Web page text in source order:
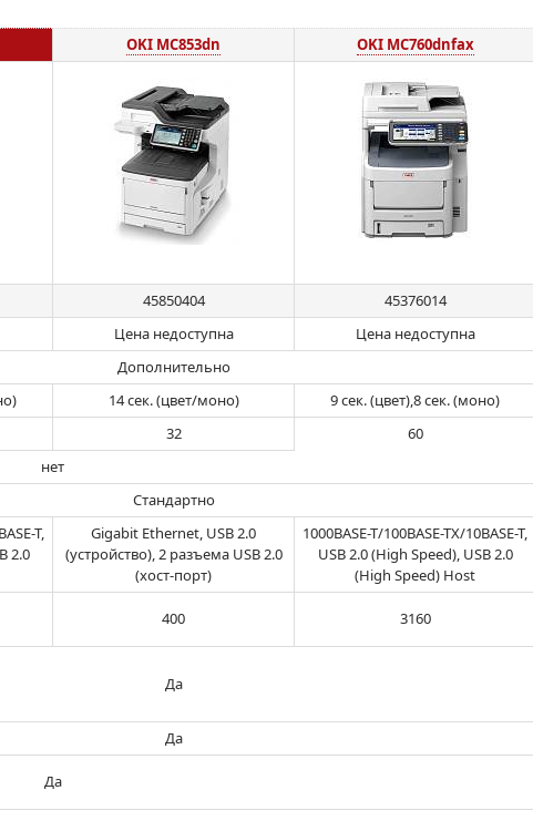
OKI MC853dn OKI MC760dnfax
45850404
45376014
Цена недоступна
Цена недоступна
Дополнительно
14 сек. (цвет/моно)
9 сек. (цвет),8 сек. (моно)
32
60
нет
Стандартно
T,
2.0
Gigabit Ethernet, USB 2.0
(устройство), 2 разъема USB 2.0
(хост-порт)
1000BASE-T/100BASE-TX/10BASE-T,
USB 2.0 (High Speed), USB 2.0
(High Speed) Host
400 3160
Да
Да
Да